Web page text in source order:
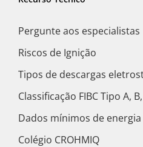
Pergunte aos especialistas
Riscos de Ignição
Tipos de descargas
Classificação FIBC Tipo A,
Dados mínimos de
Colégio CROHMIQ